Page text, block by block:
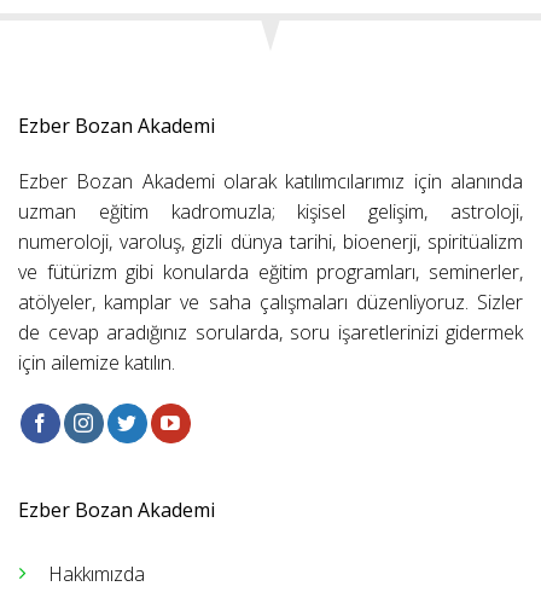
Ezber Bozan Akademi
Ezber Bozan Akademi olarak katılımcılarımız için alanında
uzman eğitim kadromuzla; kişisel gelişim, astroloji,
numeroloji, varoluş, gizli dünya tarihi, bioenerji, spiritüalizm
ve fütürizm gibi konularda eğitim programları, seminerler,
atölyeler, kamplar ve saha çalışmaları düzenliyoruz. Sizler
de cevap aradığınız sorularda, soru işaretlerinizi gidermek
için ailemize katılın.
Ezber Bozan Akademi
Hakkımızda